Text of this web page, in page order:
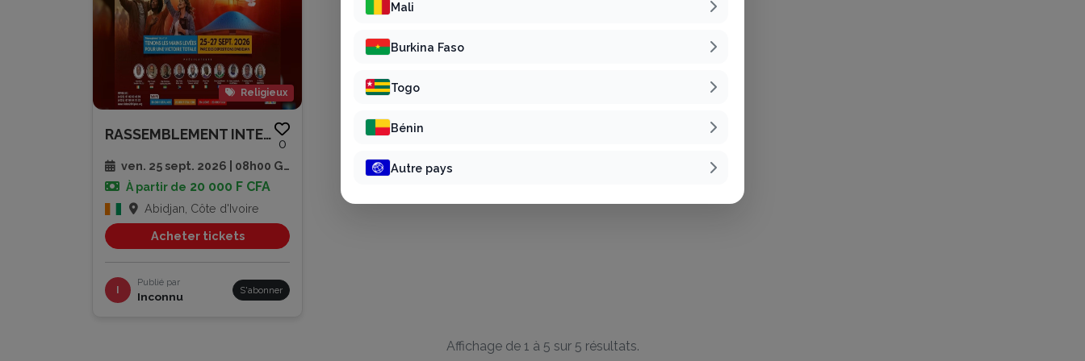
Religieux
RASSEMBLEMENT INTERNATIONAL DE...
0
ven. 25 sept. 2026 | 08h00 GMT
À partir de 20 000 F CFA
Abidjan, Côte d'Ivoire
Acheter tickets
Publié par
Inconnu S'abonner
Affichage de 1 à 5 sur 5 résultats.
Mali
Burkina Faso
Togo
Bénin
Autre pays